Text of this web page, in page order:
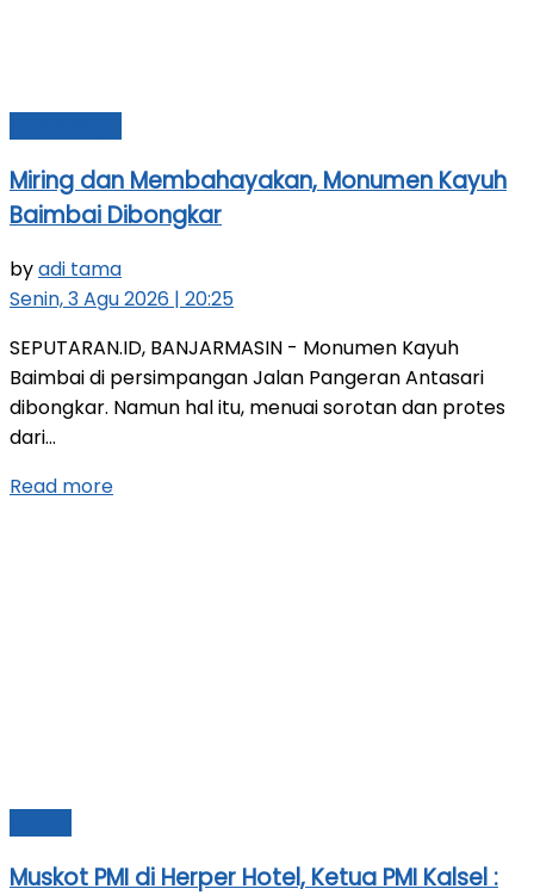
Miring dan Membahayakan, Monumen Kayuh
Baimbai Dibongkar
byadi tama
Senin, 3 Agu 2026 | 20:25
SEPUTARAN.ID, BANJARMASIN - Monumen Kayuh
Baimbai di persimpangan Jalan Pangeran Antasari
dibongkar. Namun hal itu, menuai sorotan dan protes
dari...
Read more
Muskot PMI di Herper Hotel, Ketua PMI Kalsel :